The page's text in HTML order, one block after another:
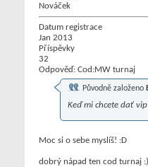
Nováček
Datum registrace
Jan 2013
Příspěvky
32
Odpověď: Cod:MW turnaj
Původně založeno
Keď mi chcete dať
Moc si o sebe myslíš! :D
dobrý nápad ten cod turnaj :)